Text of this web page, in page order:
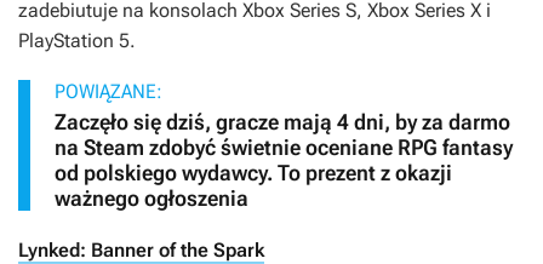
zadebiutuje na konsolach Xbox Series S, Xbox Series X i
PlayStation 5.
POWIĄZANE:
Zaczęło się dziś, gracze mają 4 dni, by za darmo
na Steam zdobyć świetnie oceniane RPG fantasy
od polskiego wydawcy. To prezent z okazji
ważnego ogłoszenia
Lynked: Banner of the Spark